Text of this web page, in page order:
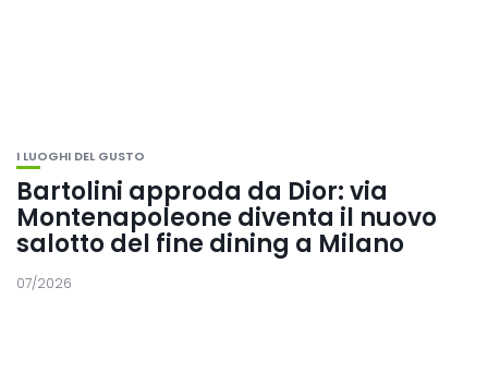
I LUOGHI DEL GUSTO
Bartolini approda da Dior: via
Montenapoleone diventa il nuovo
salotto del fine dining a Milano
07/2026